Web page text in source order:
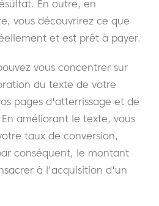
En outre, en
vous découvrirez ce que
et est prêt à payer.
vous concentrer sur
du texte de votre
pages d'atterrissage et de
améliorant le texte, vous
taux de conversion,
conséquent, le montant
à l'acquisition d'un